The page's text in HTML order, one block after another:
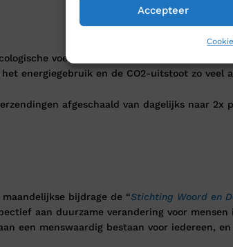
Accepteer
voetafdruk.
energiegebruik en de CO2-uitstoot zo
afgeschaald van dagelijks naar
bijdrage de “Stichting Woord en
aan duurzame verandering voor
een menswaardig bestaan voor iedereen,